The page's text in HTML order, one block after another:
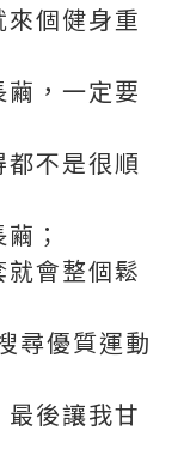
個健身重
，一定要
不是很順
；
會整個鬆
尋優質運動
後讓我甘